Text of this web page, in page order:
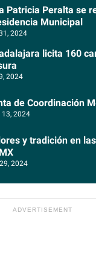
Patricia Peralta se
Municipal
2024
licita 160
2024
de Coordinación
13, 2024
y tradición en
2024